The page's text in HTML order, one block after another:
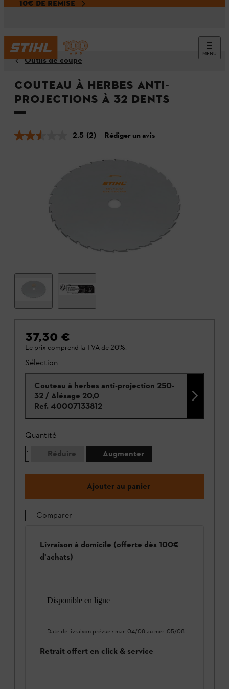
10€ DE REMISE
MENU
Outils de coupe
Couteau à herbes anti-
projections à 32 dents
2.5 (2) Rédiger un avis
37,30 €
Le prix comprend la TVA de 20%.
Sélection
Couteau à herbes anti-projection 250-
32 / Alésage 20,0
Ref. 40007133812
Quantité
Réduire
Augmenter
Ajouter au panier
Comparer
Livraison à domicile (offerte dès 100€
d'achats)
Disponible en ligne
Date de livraison prévue : mar. 04/08 au mer. 05/08
Retrait offert en click & service